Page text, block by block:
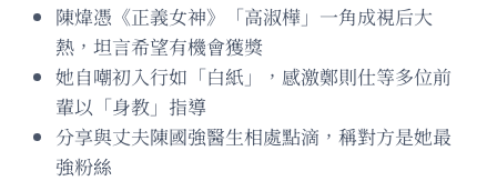
陳煒憑《正義女神》「高淑樺」一角成視后大
熱，坦言希望有機會獲獎
她自嘲初入行如「白紙」，感激鄭則仕等多位前
輩以「身教」指導
分享與丈夫陳國強醫生相處點滴，稱對方是她最
強粉絲